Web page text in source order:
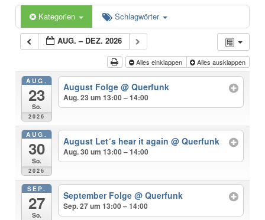
Kategorien Schlagwörter
AUG. – DEZ. 2026
Alles einklappen Alles ausklappen
AUG.
23
So.
2026
August Folge @ Querfunk
Aug. 23 um 13:00 – 14:00
AUG.
30
So.
2026
August Let´s hear it again @ Querfunk
Aug. 30 um 13:00 – 14:00
SEP.
27
So.
September Folge @ Querfunk
Sep. 27 um 13:00 – 14:00